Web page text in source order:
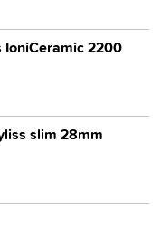
IoniCeramic 2200
slim 28mm